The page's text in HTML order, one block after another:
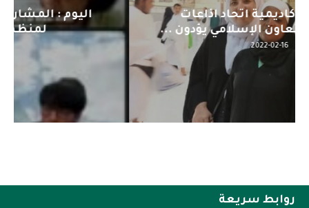
اليوم : المشاركة بالاجتماع التحضيري
لمنظمي قمة اسيا...
2022-04-12
روابط سريعة